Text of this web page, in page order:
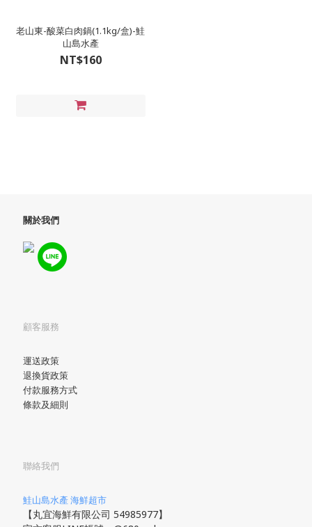
老山東-酸菜白肉鍋(1.1kg/盒)-鮭
山島水產
NT$160
關於我們
顧客服務
運送政策
退換貨政策
付款服務方式
條款及細則
聯絡我們
鮭山島水產 海鮮超市
【丸宜海鮮有限公司 54985977】